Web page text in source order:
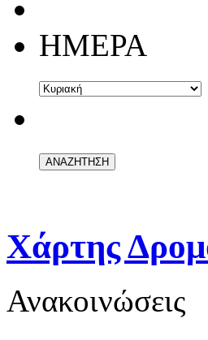
ΗΜΕΡΑ
Χάρτης
Ανακοινώσεις